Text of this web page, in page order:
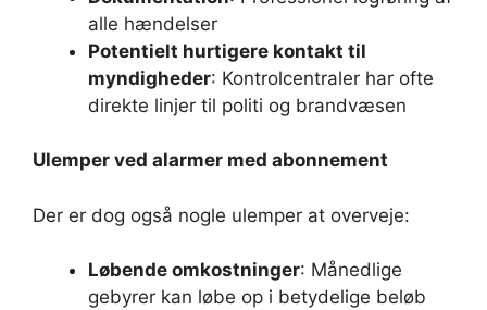
alle hændelser
Potentielt hurtigere kontakt til
myndigheder: Kontrolcentraler har ofte
direkte linjer til politi og brandvæsen
Ulemper ved alarmer med abonnement
Der er dog også nogle ulemper at overveje:
Løbende omkostninger: Månedlige
gebyrer kan løbe op i betydelige beløb